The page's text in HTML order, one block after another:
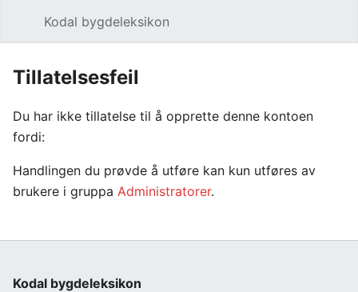
Kodal bygdeleksikon
Tillatelsesfeil
Du har ikke tillatelse til å opprette denne kontoen
fordi:
Handlingen du prøvde å utføre kan kun utføres av
brukere i gruppa Administratorer.
Kodal bygdeleksikon